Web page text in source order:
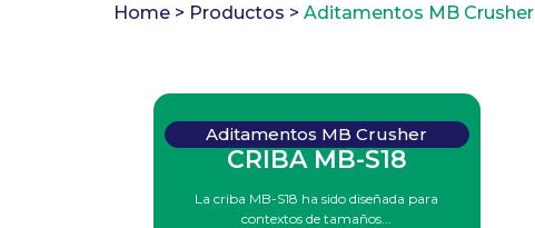
Home > Productos > Aditamentos MB Crusher
Aditamentos MB Crusher
CRIBA MB-S18
La criba MB-S18 ha sido diseñada para
contextos de tamaños...